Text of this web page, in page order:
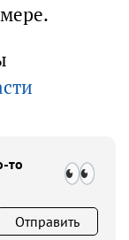
то
Отправить